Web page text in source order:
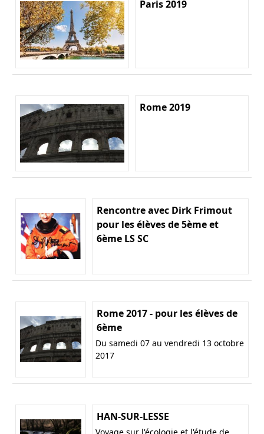
Paris 2019
Rome 2019
Rencontre avec Dirk Frimout
pour les élèves de 5ème et
6ème LS SC
Rome 2017 - pour les élèves de
6ème
Du samedi 07 au vendredi 13 octobre
2017
HAN-SUR-LESSE